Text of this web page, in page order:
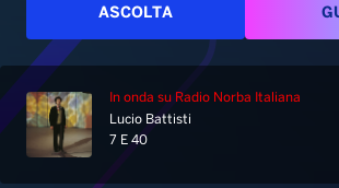
Home
ASCOLTA
In onda su Radio Norba Italiana
Lucio Battisti
7 E 40